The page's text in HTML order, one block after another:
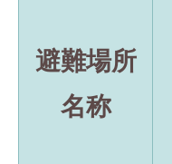
避難場所
名称